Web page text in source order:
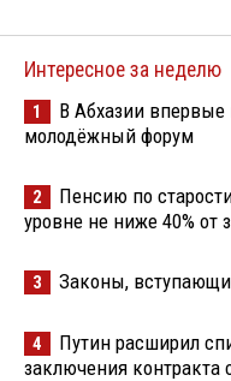
Интересное за неделю
1
В Абхазии
молодёжный форум
2
Пенсию по
уровне не ниже 40% от
3 Законы,
4
Путин расширил
заключения контракта